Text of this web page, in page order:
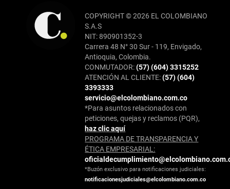
COPYRIGHT © 2026 EL COLOMBIANO
S.A.S
NIT: 890901352-3
Carrera 48 N° 30 Sur - 119, Envigado,
Antioquia, Colombia.
CONMUTADOR:(57) (604) 3315252
ATENCIÓN AL CLIENTE:(57) (604)
3393333
servicio@elcolombiano.com.co
*Para asuntos relacionados con
peticiones, quejas y reclamos (PQR),
haz clic aquí
PROGRAMA DE TRANSPARENCIA Y
ÉTICA EMPRESARIAL:
*Buzón exclusivo para notificaciones judiciales:
notificacionesjudiciales@elcolombiano.com.co